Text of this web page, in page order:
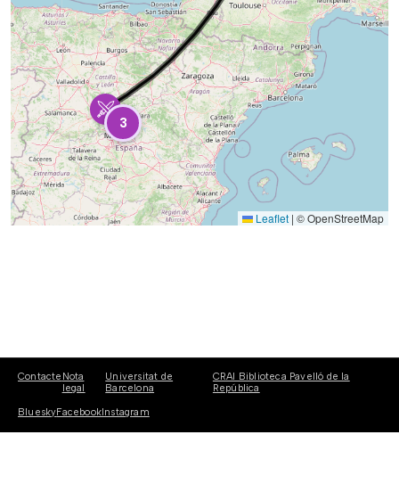
3
Leaflet | © OpenStreetMap
Contacte Nota
legal
Universitat de
Barcelona
CRAI Biblioteca Pavelló de la
República
BlueskyFacebook Instagram